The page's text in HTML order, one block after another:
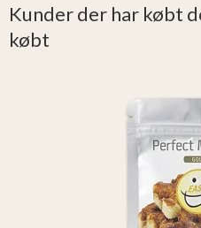
Kunder der har købt
købt